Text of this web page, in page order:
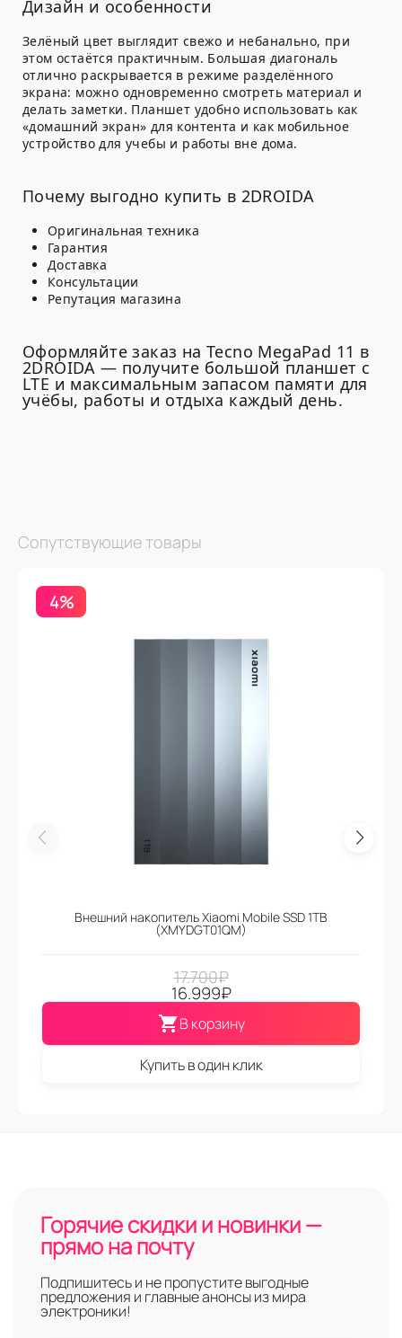
Дизайн и особенности
Зелёный цвет выглядит свежо и небанально, при
этом остаётся практичным. Большая диагональ
отлично раскрывается в режиме разделённого
экрана: можно одновременно смотреть материал и
делать заметки. Планшет удобно использовать как
«домашний экран» для контента и как мобильное
устройство для учебы и работы вне дома.
Почему выгодно купить в 2DROIDA
Оригинальная техника
Гарантия
Доставка
Консультации
Репутация магазина
Оформляйте заказ на Tecno MegaPad 11 в
2DROIDA — получите большой планшет с
LTE и максимальным запасом памяти для
учёбы, работы и отдыха каждый день.
Сопутствующие товары
4%
Внешний накопитель Xiaomi Mobile SSD 1TB
(XMYDGT01QM)
17.700₽
16.999₽
В корзину
Купить в один клик
Горячие скидки и новинки —
прямо на почту
Подпишитесь и не пропустите выгодные
предложения и главные анонсы из мира
электроники!